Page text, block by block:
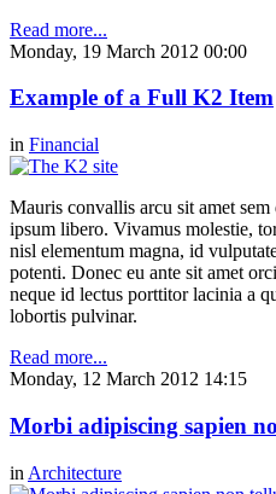
Read more...
Monday, 19 March 2012 00:00
Example of a Full K2 Item
in Financial
Mauris convallis arcu sit amet
ipsum libero. Vivamus molestie,
nisl elementum magna, id
potenti. Donec eu ante sit amet
neque id lectus porttitor lacinia a
lobortis pulvinar.
Read more...
Monday, 12 March 2012 14:15
Morbi adipiscing sapien
in Architecture